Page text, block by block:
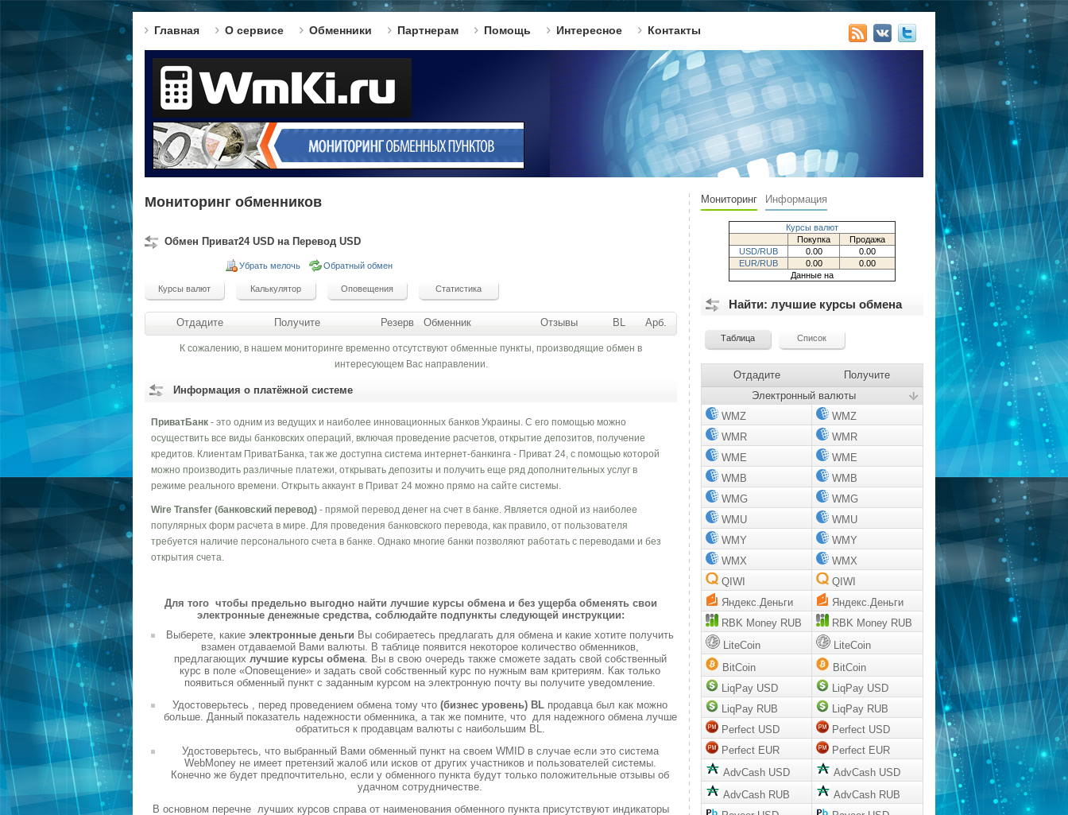
Главная О сервисе Обменники Партнерам Помощь Интересное Контакты
Мониторинг обменников
Обмен Приват24 USD на Перевод USD
Убрать мелочь Обратный обмен
Отдадите Получите Резерв Обменник Отзывы BL Арб.
К сожалению, в нашем мониторинге временно отсутствуют обменные пункты, производящие обмен в
интересующем Вас направлении.
Информация о платёжной системе
ПриватБанк - это одним из ведущих и наиболее инновационных банков Украины. С его помощью можно
осуществить все виды банковских операций, включая проведение расчетов, открытие депозитов, получение
кредитов. Клиентам ПриватБанка, так же доступна система интернет-банкинга - Приват 24, c помощью которой
можно производить различные платежи, открывать депозиты и получить еще ряд дополнительных услуг в
режиме реального времени. Открыть аккаунт в Приват 24 можно прямо на сайте системы.
Wire Transfer (банковский перевод) - прямой перевод денег на счет в банке. Является одной из наиболее
популярных форм расчета в мире. Для проведения банковского перевода, как правило, от пользователя
требуется наличие персонального счета в банке. Однако многие банки позволяют работать с переводами и без
открытия счета.
Для того чтобы предельно выгодно найти лучшие курсы обмена и без ущерба обменять свои
электронные денежные средства, соблюдайте подпункты следующей инструкции:
Выберете, какие электронные деньги Вы собираетесь предлагать для обмена и какие хотите получить
взамен отдаваемой Вами валюты. В таблице появится некоторое количество обменников,
предлагающих лучшие курсы обмена. Вы в свою очередь также сможете задать свой собственный
курс в поле «Оповещение» и задать свой собственный курс по нужным вам критериям. Как только
появиться обменный пункт с заданным курсом на электронную почту вы получите уведомление.
Удостоверьтесь , перед проведением обмена тому что (бизнес уровень) BL продавца был как можно
больше. Данный показатель надежности обменника, а так же помните, что для надежного обмена лучше
обратиться к продавцам валюты с наибольшим BL.
Удостоверьтесь, что выбранный Вами обменный пункт на своем WMID в случае если это система
WebMoney не имеет претензий жалоб или исков от других участников и пользователей системы.
Конечно же будет предпочтительно, если у обменного пункта будут только положительные отзывы об
удачном сотрудничестве.
В основном перечне лучших курсов справа от наименования обменного пункта присутствуют индикаторы
Мониторинг Информация
Курсы валют
Покупка
Продажа
USD/RUB
0.00
0.00
EUR/RUB
0.00
0.00
Данные на
Найти: лучшие курсы обмена
Отдадите
Получите
Электронный валюты
WMZ
WMZ
WMR
WMR
WME
WME
WMB
WMB
WMG
WMG
WMU
WMU
WMY
WMY
WMX
WMX
QIWI
QIWI
Яндекс.Деньги
Яндекс.Деньги
RBK Money RUB
RBK Money RUB
LiteCoin
LiteCoin
BitCoin
BitCoin
LiqPay USD
LiqPay USD
LiqPay RUB
LiqPay RUB
Perfect USD
Perfect USD
Perfect EUR
Perfect EUR
AdvCash USD
AdvCash USD
AdvCash RUB
AdvCash RUB